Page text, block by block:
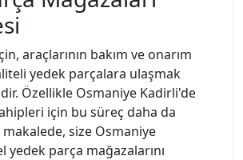
araçlarının bakım ve onarım
yedek parçalara ulaşmak
Özellikle Osmaniye Kadirli'de
için bu süreç daha da
makalede, size Osmaniye
yedek parça mağazalarını